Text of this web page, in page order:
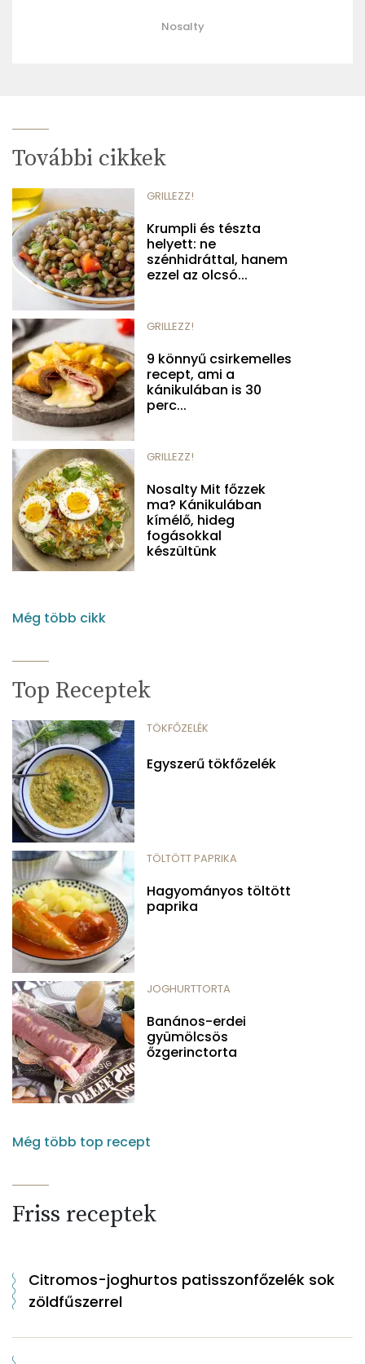
Nosalty
További cikkek
GRILLEZZ!
Krumpli és tészta
helyett: ne
szénhidráttal, hanem
ezzel az olcsó...
GRILLEZZ!
9 könnyű csirkemelles
recept, ami a
kánikulában is 30
perc...
GRILLEZZ!
Nosalty Mit főzzek
ma? Kánikulában
kímélő, hideg
fogásokkal
készültünk
Még több cikk
Top Receptek
TÖKFŐZELÉK
Egyszerű tökfőzelék
TÖLTÖTT PAPRIKA
Hagyományos töltött
paprika
JOGHURTTORTA
Banános-erdei
gyümölcsös
őzgerinctorta
Még több top recept
Friss receptek
Citromos-joghurtos patisszonfőzelék sok
zöldfűszerrel